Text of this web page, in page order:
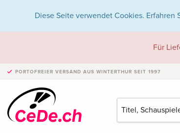
Diese Seite verwendet Cookies. Erfahren
Für
PORTOFREIER VERSAND AUS WINTERTHUR SEIT 1997